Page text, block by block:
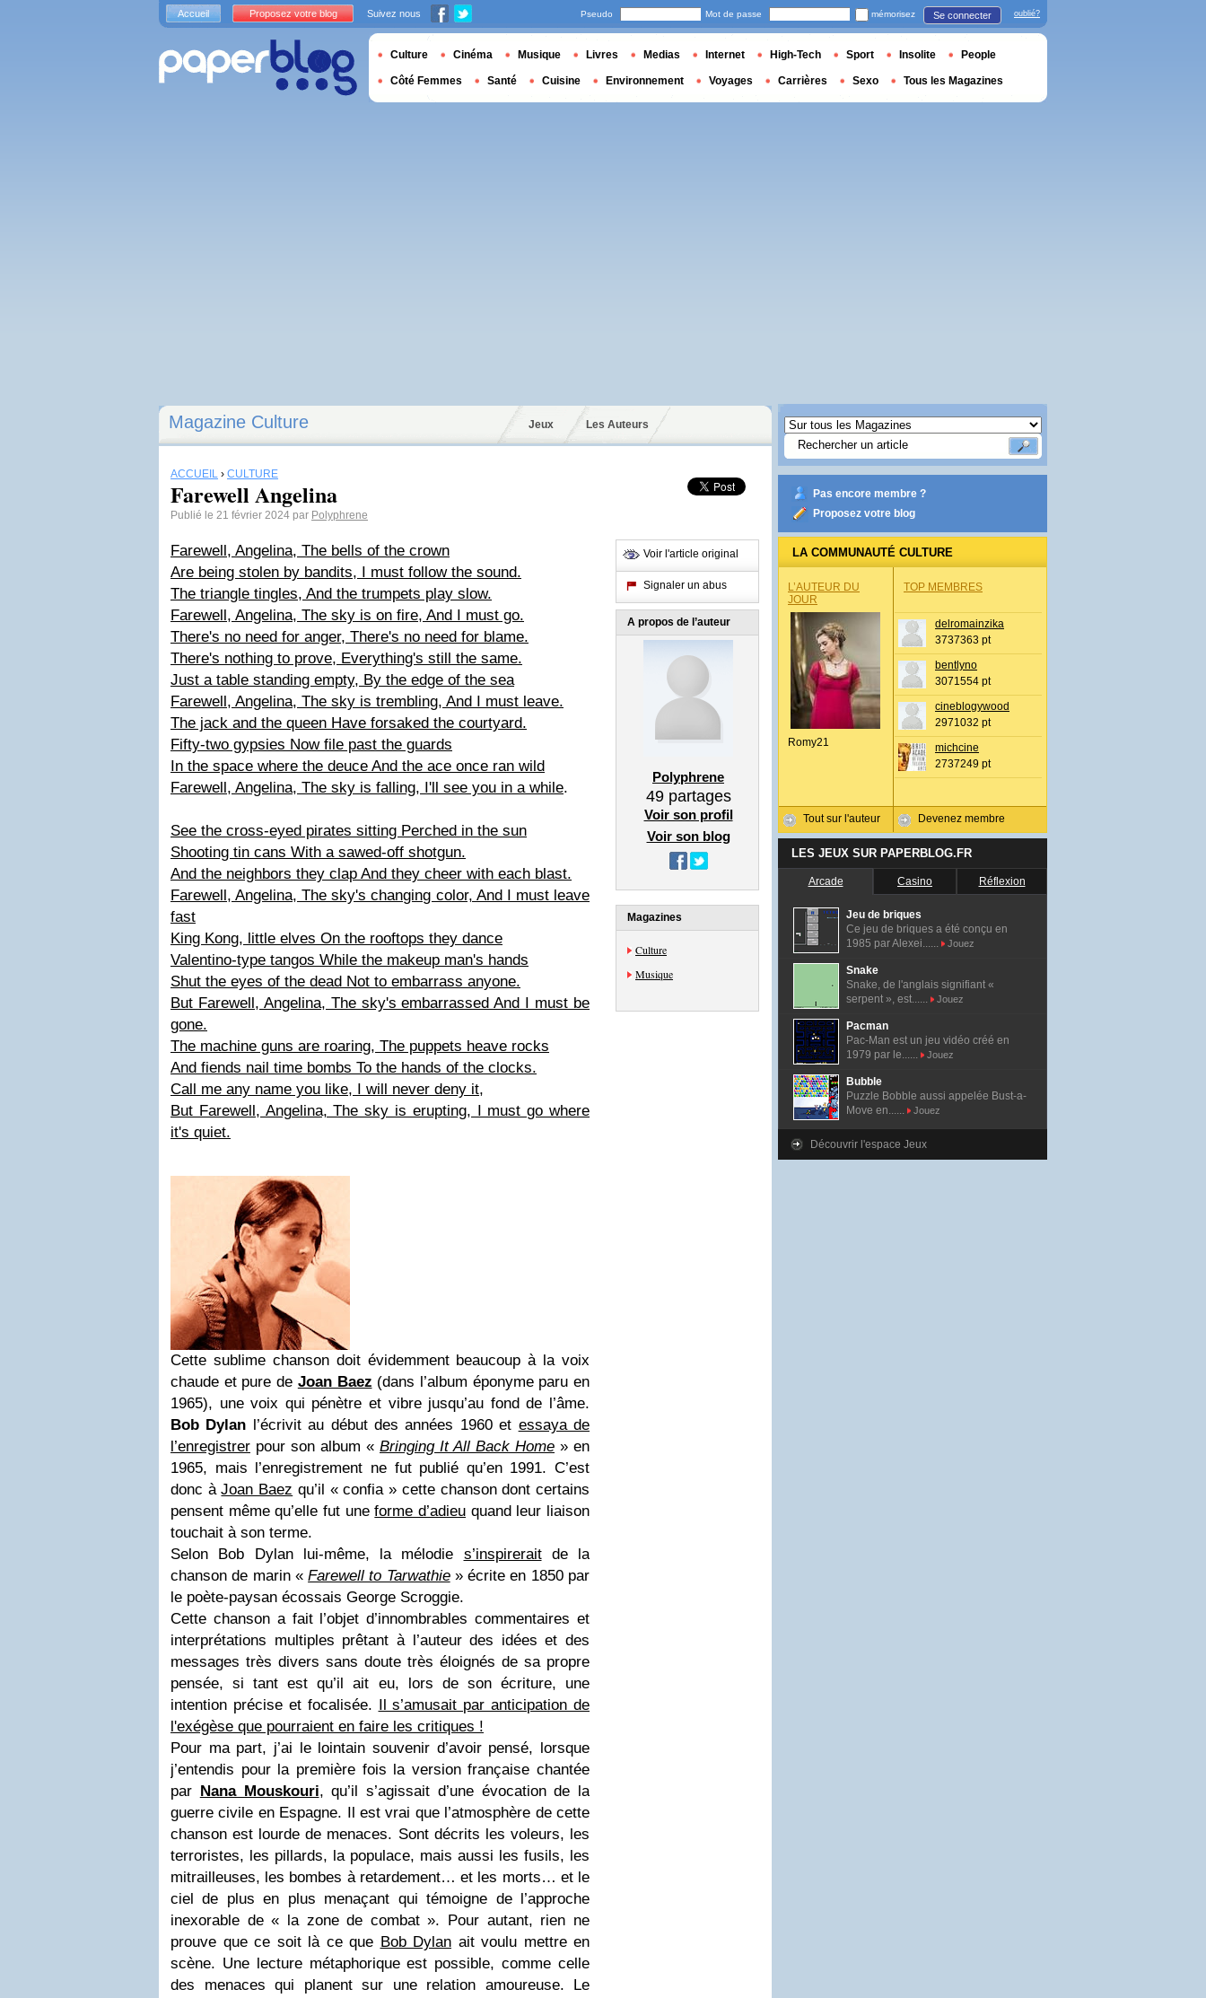
Magazine Culture Jeux Les Auteurs
ACCUEIL › CULTURE
Farewell Angelina
Publié le 21 février 2024 par Polyphrene
Farewell, Angelina, The bells of the crown
Are being stolen by bandits, I must follow the sound.
The triangle tingles, And the trumpets play slow.
Farewell, Angelina, The sky is on fire, And I must go.
There's no need for anger, There's no need for blame.
There's nothing to prove, Everything's still the same.
Just a table standing empty, By the edge of the sea
Farewell, Angelina, The sky is trembling, And I must leave.
The jack and the queen Have forsaked the courtyard.
Fifty-two gypsies Now file past the guards
In the space where the deuce And the ace once ran wild
Farewell, Angelina, The sky is falling, I'll see you in a while.
See the cross-eyed pirates sitting Perched in the sun
Shooting tin cans With a sawed-off shotgun.
And the neighbors they clap And they cheer with each blast.
Farewell, Angelina, The sky's changing color, And I must leave
fast
King Kong, little elves On the rooftops they dance
Valentino-type tangos While the makeup man's hands
Shut the eyes of the dead Not to embarrass anyone.
But Farewell, Angelina, The sky's embarrassed And I must be
gone.
The machine guns are roaring, The puppets heave rocks
And fiends nail time bombs To the hands of the clocks.
Call me any name you like, I will never deny it,
But Farewell, Angelina, The sky is erupting, I must go where
it's quiet.
Cette sublime chanson doit évidemment beaucoup à la voix
chaude et pure de Joan Baez (dans l’album éponyme paru en
1965), une voix qui pénètre et vibre jusqu’au fond de l’âme.
Bob Dylan l’écrivit au début des années 1960 et essaya de
l’enregistrer pour son album « Bringing It All Back Home » en
1965, mais l’enregistrement ne fut publié qu’en 1991. C’est
donc àJoan Baez qu’il « confia » cette chanson dont certains
pensent même qu’elle fut uneforme d’adieu quand leur liaison
touchait à son terme.
Selon Bob Dylan lui-même, la mélodie s’inspireraitde la
chanson de marin «Farewell to Tarwathie» écrite en 1850 par
le poète-paysan écossais George Scroggie.
Cette chanson a fait l’objet d’innombrables commentaires et
interprétations multiples prêtant à l’auteur des idées et des
messages très divers sans doute très éloignés de sa propre
pensée, si tant est qu’il ait eu, lors de son écriture, une
intention précise et focalisée. Il s’amusait par anticipation de
l'exégèse que pourraient en faire les critiques !
Pour ma part, j’ai le lointain souvenir d’avoir pensé, lorsque
j’entendis pour la première fois la version française chantée
par Nana Mouskouri, qu’il s’agissait d’une évocation de la
guerre civile en Espagne. Il est vrai que l’atmosphère de cette
chanson est lourde de menaces. Sont décrits les voleurs, les
terroristes, les pillards, la populace, mais aussi les fusils, les
mitrailleuses, les bombes à retardement… et les morts… et le
ciel de plus en plus menaçant qui témoigne de l’approche
inexorable de « la zone de combat ». Pour autant, rien ne
prouve que ce soit là ce que Bob Dylan ait voulu mettre en
scène. Une lecture métaphorique est possible, comme celle
des menaces qui planent sur une relation amoureuse. Le
Voir l'article original
Signaler un abus
A propos de l’auteur
Polyphrene
49partages
Voir son profil
Voir son blog
Magazines
Culture
Musique
Pas encore membre ?
Proposez votre blog
LA COMMUNAUTÉ CULTURE
L’AUTEUR DU
JOUR
Romy21
Tout sur l'auteur
TOP MEMBRES
delromainzika
3737363 pt
bentlyno
3071554 pt
cineblogywood
2971032 pt
michcine
2737249 pt
Devenez membre
LES JEUX SUR PAPERBLOG.FR
Arcade Casino Réflexion
Jeu de briques
Ce jeu de briques a été conçu en
1985 par Alexei......
Jouez
Snake
Snake, de l'anglais signifiant «
serpent », est......
Jouez
Pacman
Pac-Man est un jeu vidéo créé en
1979 par le......
Jouez
Bubble
Puzzle Bobble aussi appelée Bust-a-
Move en......
Jouez
Découvrir l'espace Jeux
Accueil Proposez votre blog Suivez nous Pseudo Mot de passe mémorisez Se connecter oublié?
Culture Cinéma Musique Livres Medias Internet High-Tech Sport Insolite People
Côté Femmes Santé Cuisine Environnement Voyages Carrières Sexo Tous les Magazines